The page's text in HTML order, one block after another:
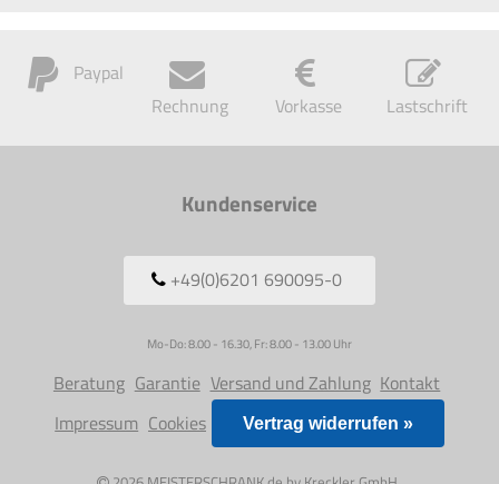
Paypal
Rechnung
Vorkasse Lastschrift
Kundenservice
+49(0)6201 690095-0
Mo-Do: 8.00 - 16.30, Fr: 8.00 - 13.00 Uhr
Beratung Garantie Versand und Zahlung Kontakt
Impressum Cookies Vertrag widerrufen »